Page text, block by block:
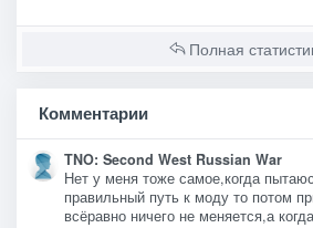
Полная
Комментарии
TNO: Second West Russian War
Нет у меня тоже самое,когда
правильный путь к моду то потом
всёравно ничего не меняется,а